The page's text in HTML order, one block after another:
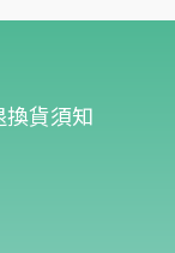
換貨須知